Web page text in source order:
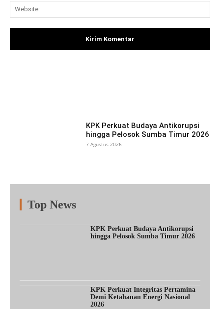
KPK Perkuat Budaya Antikorupsi
hingga Pelosok Sumba Timur 2026
7 Agustus 2026
Top News
KPK Perkuat Budaya Antikorupsi
hingga Pelosok Sumba Timur 2026
KPK Perkuat Integritas Pertamina
Demi Ketahanan Energi Nasional
2026